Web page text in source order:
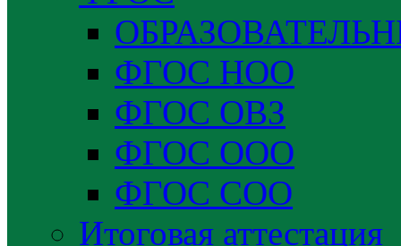
ФГОС НОО
ФГОС ОВЗ
ФГОС ООО
ФГОС СОО
Итоговая аттестация